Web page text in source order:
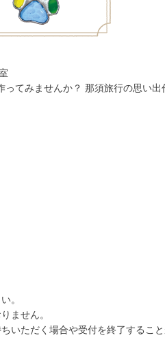
てみませんか？ 那須旅行の思い
。
ません。
いただく場合や受付を終了すること